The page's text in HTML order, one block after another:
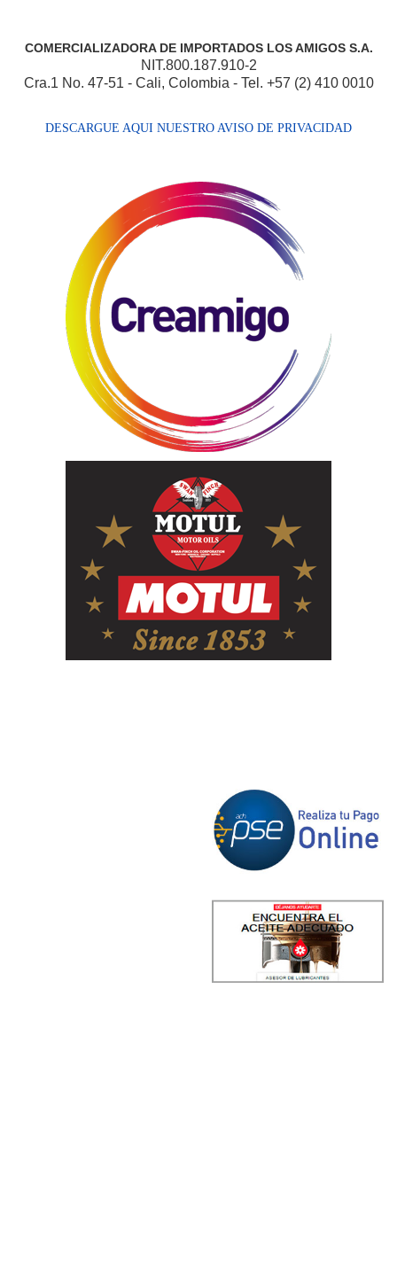
COMERCIALIZADORA DE IMPORTADOS LOS AMIGOS S.A.
NIT.800.187.910-2
Cra.1 No. 47-51 - Cali, Colombia - Tel. +57 (2) 410 0010
DESCARGUE AQUI NUESTRO AVISO DE PRIVACIDAD